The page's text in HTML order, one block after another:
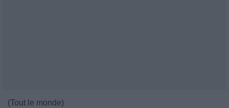
(Tout le monde)